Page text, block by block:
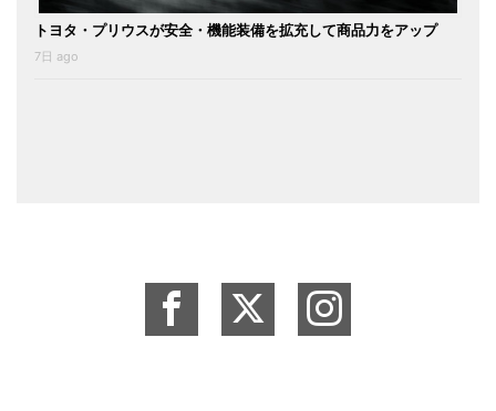
トヨタ・プリウスが安全・機能装備を拡充して商品力をアップ
7日 ago